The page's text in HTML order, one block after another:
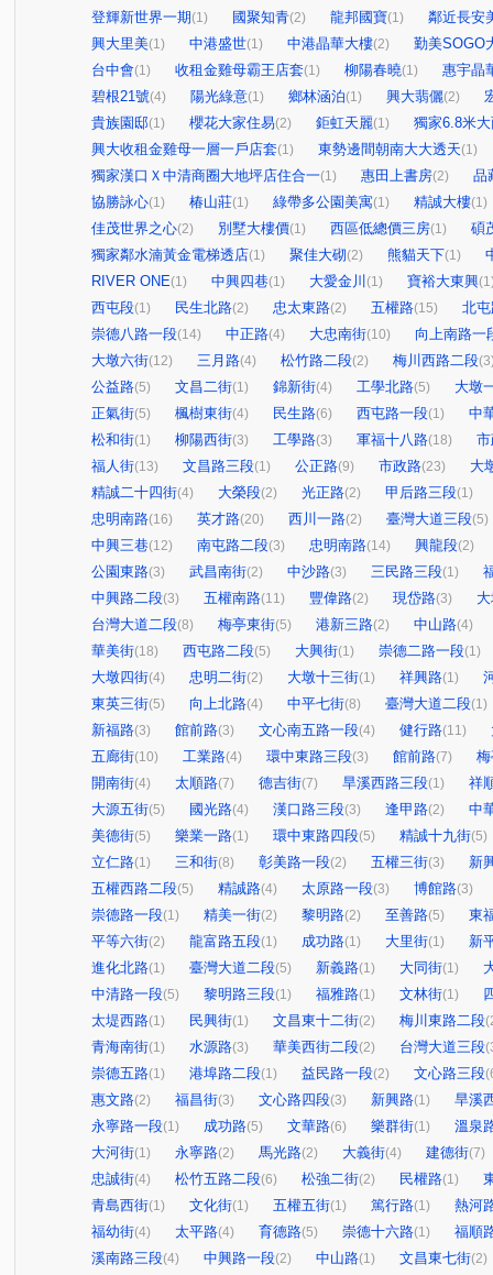
登輝新世界一期(1) 國聚知青(2) 龍邦國寶(1)
鄰近長安
興大里美(1) 中港盛世(1) 中港晶華大樓(2)
勤美SOGO
台中會(1) 收租金雞母霸王店套(1) 柳陽春曉(1)
惠宇晶
碧根21號(4) 陽光綠意(1) 鄉林涵泊(1) 興大翡儷(2)
貴族園邸(1) 櫻花大家住易(2) 鉅虹天麗(1)
獨家6.8米
興大收租金雞母一層一戶店套(1) 東勢邊間朝南大大透天(1)
獨家漢口Ｘ中清商圈大地坪店住合一(1) 惠田上書房(2)
品
協勝詠心(1) 椿山莊(1) 綠帶多公園美寓(1) 精誠大樓(1)
佳茂世界之心(2) 別墅大樓價(1) 西區低總價三房(1)
碩
獨家鄰水湳黃金電梯透店(1) 聚佳大砌(2) 熊貓天下(1)
RIVER ONE(1) 中興四巷(1) 大愛金川 (1) 寶裕大東興
西屯段(1) 民生北路(2) 忠太東路(2) 五權路(15)
北
崇德八路一段(14) 中正路(4) 大忠南街(10)
向上南路一
大墩六街(12) 三月路(4) 松竹路二段(2) 梅川西路二段
公益路(5) 文昌二街(1) 錦新街(4) 工學北路(5)
大墩
正氣街(5) 楓樹東街(4) 民生路(6) 西屯路一段(1)
中
松和街(1) 柳陽西街(3) 工學路(3) 軍福十八路(18)
福人街(13) 文昌路三段(1) 公正路(9) 市政路(23)
大
精誠二十四街(4) 大榮段(2) 光正路(2) 甲后路三段(1)
忠明南路(16) 英才路(20) 西川一路(2) 臺灣大道三段(5)
中興三巷(12) 南屯路二段(3) 忠明南路(14) 興龍段(2)
公園東路(3) 武昌南街(2) 中沙路(3) 三民路三段(1)
中興路二段(3) 五權南路(11) 豐偉路(2) 現岱路(3)
台灣大道二段(8) 梅亭東街(5) 港新三路(2) 中山路(4)
華美街(18) 西屯路二段(5) 大興街(1) 崇德二路一段(1)
大墩四街(4) 忠明二街(2) 大墩十三街(1) 祥興路(1)
東英三街(5) 向上北路(4) 中平七街(8) 臺灣大道二段(1)
新福路(3) 館前路(3) 文心南五路一段(4) 健行路(11)
五廊街(10) 工業路(4) 環中東路三段(3) 館前路(7)
開南街(4) 太順路(7) 德吉街(7) 旱溪西路三段(1)
祥
大源五街(5) 國光路(4) 漢口路三段(3) 逢甲路(2)
中
美德街(5) 樂業一路(1) 環中東路四段(5) 精誠十九街(5)
立仁路(1) 三和街(8) 彰美路一段(2) 五權三街(3)
新
五權西路二段(5) 精誠路(4) 太原路一段(3) 博館路(3)
崇德路一段(1) 精美一街(2) 黎明路(2) 至善路(5)
東
平等六街(2) 龍富路五段(1) 成功路(1) 大里街(1)
新
進化北路(1) 臺灣大道二段(5) 新義路(1) 大同街(1)
中清路一段(5) 黎明路三段(1) 福雅路(1) 文林街(1)
太堤西路(1) 民興街(1) 文昌東十二街(2) 梅川東路二段
青海南街(1) 水源路(3) 華美西街二段(2) 台灣大道三段
崇德五路(1) 港埠路二段(1) 益民路一段(2) 文心路三段
惠文路(2) 福昌街(3) 文心路四段(3) 新興路(1)
旱溪
永寧路一段(1) 成功路(5) 文華路(6) 樂群街(1)
溫泉
大河街(1) 永寧路(2) 馬光路(2) 大義街(4) 建德街(7)
忠誠街(4) 松竹五路二段(6) 松強二街(2) 民權路(1)
青島西街(1) 文化街(1) 五權五街(1) 篤行路(1)
熱河
福幼街(4) 太平路(4) 育德路(5) 崇德十六路(1)
福順
溪南路三段(4) 中興路一段(2) 中山路(1) 文昌東七街(2)